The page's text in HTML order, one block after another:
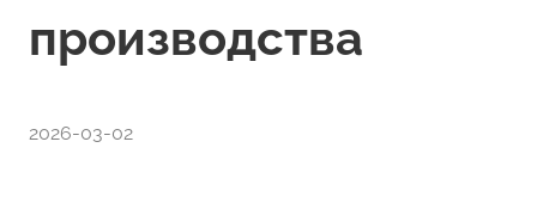
производства
2026-03-02